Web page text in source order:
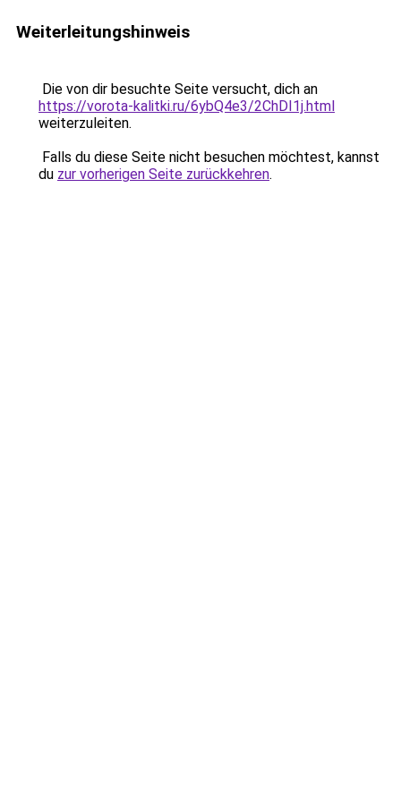
Weiterleitungshinweis
Die von dir besuchte Seite versucht, dich an
https://vorota-kalitki.ru/6ybQ4e3/2ChDI1j.html
weiterzuleiten.
Falls du diese Seite nicht besuchen möchtest, kannst
du zur vorherigen Seite zurückkehren.